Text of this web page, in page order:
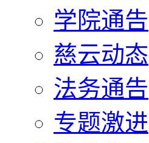
学院通告
慈云动态
法务通告
专题激进